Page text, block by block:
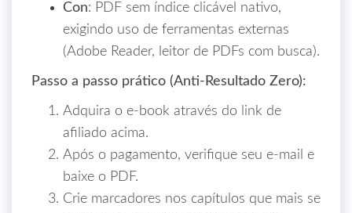
Con: PDF sem índice clicável nativo,
exigindo uso de ferramentas externas
(Adobe Reader, leitor de PDFs com busca).
Passo a passo prático (Anti‑Resultado Zero):
Adquira o e‑book através do link de
afiliado acima.
Após o pagamento, verifique seu e‑mail e
baixe o PDF.
Crie marcadores nos capítulos que mais se